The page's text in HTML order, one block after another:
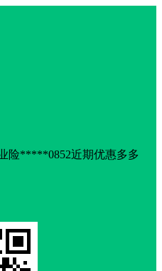
险*****0852近期优惠多多